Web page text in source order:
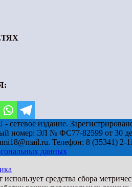
сетевое издание.
номер: ЭЛ № ФС77-82599 от 30
Телефон: 8 (35341) 2-
данных
использует средства сбора